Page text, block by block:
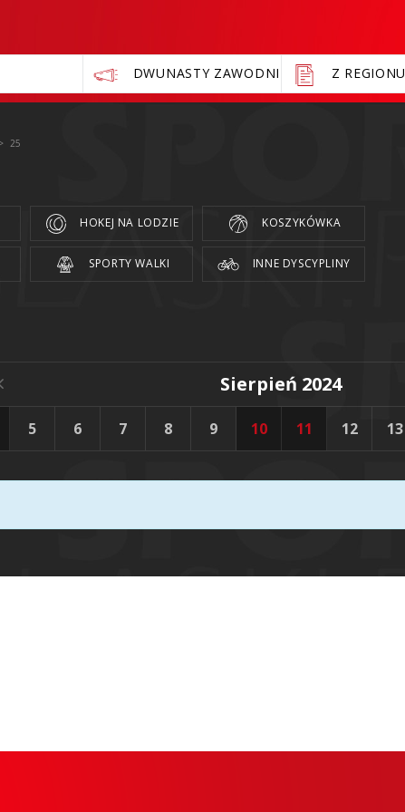
DWUNASTY ZAWODNIK Z REGIONU
25
HOKEJ NA LODZIE KOSZYKÓWKA
SPORTY WALKI INNE DYSCYPLINY
Sierpień 2024
5 6 7 8 9 10 11 12 13